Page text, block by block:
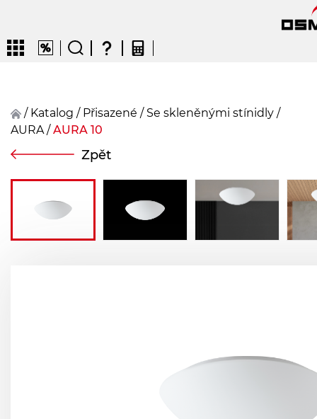
CZENDEFRFIN
/ Katalog / přisazené / Se skleněnými stínidly /
AURA/ AURA 10
Zpět